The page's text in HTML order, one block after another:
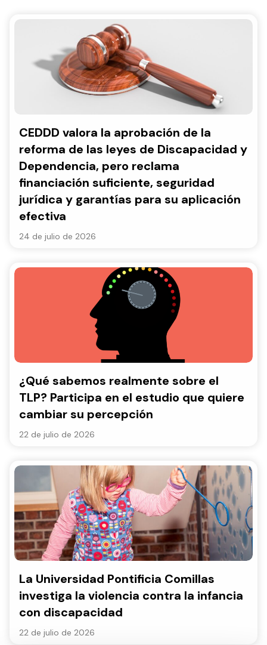
CEDDD valora la aprobación de la
reforma de las leyes de Discapacidad y
Dependencia, pero reclama
financiación suficiente, seguridad
jurídica y garantías para su aplicación
efectiva
24 de julio de 2026
¿Qué sabemos realmente sobre el
TLP? Participa en el estudio que quiere
cambiar su percepción
22 de julio de 2026
La Universidad Pontificia Comillas
investiga la violencia contra la infancia
con discapacidad
22 de julio de 2026